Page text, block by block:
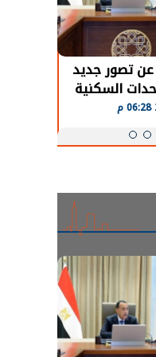
تصور جديد
السكنية